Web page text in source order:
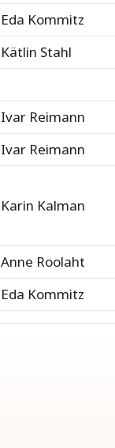
Eda Kommitz
Kätlin Stahl
Ivar Reimann
Ivar Reimann
Karin Kalman
Anne Roolaht
Eda Kommitz